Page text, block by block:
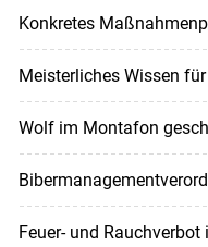
Konkretes
Meisterliches Wissen
Wolf im Montafon
Feuer- und